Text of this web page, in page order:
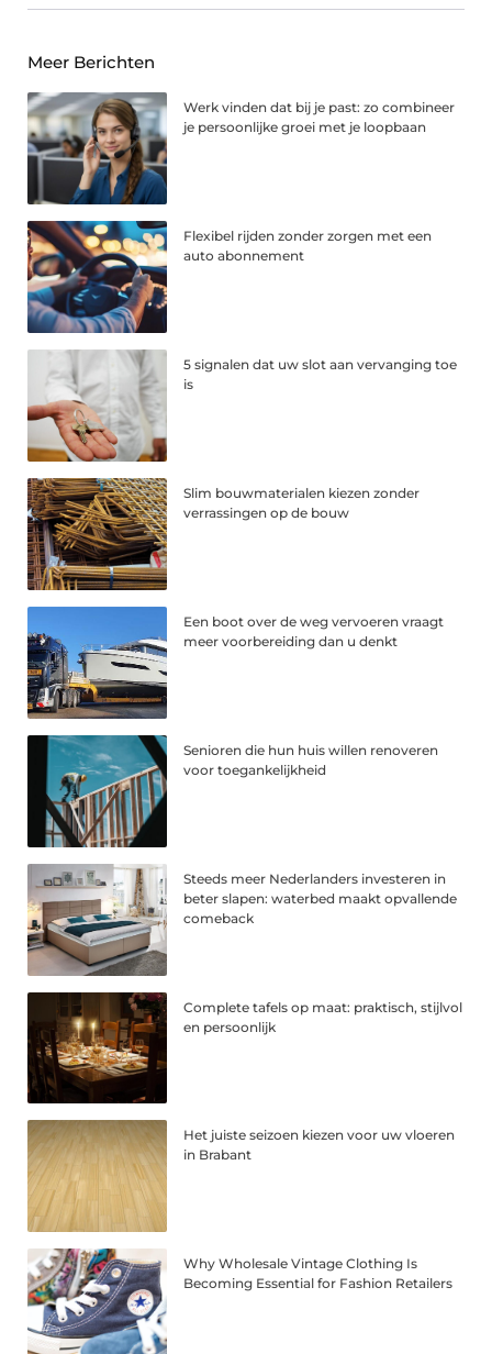
Meer Berichten
Werk vinden dat bij je past: zo combineer
je persoonlijke groei met je loopbaan
Flexibel rijden zonder zorgen met een
auto abonnement
5 signalen dat uw slot aan vervanging toe
is
Slim bouwmaterialen kiezen zonder
verrassingen op de bouw
Een boot over de weg vervoeren vraagt
meer voorbereiding dan u denkt
Senioren die hun huis willen renoveren
voor toegankelijkheid
Steeds meer Nederlanders investeren in
beter slapen: waterbed maakt opvallende
comeback
Complete tafels op maat: praktisch, stijlvol
en persoonlijk
Het juiste seizoen kiezen voor uw vloeren
in Brabant
Why Wholesale Vintage Clothing Is
Becoming Essential for Fashion Retailers